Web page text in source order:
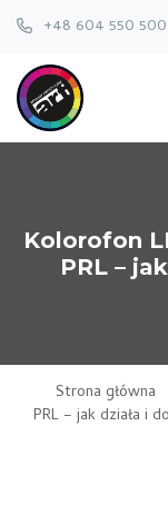
+48 604 550 500
Kolorofon
PRL –
Strona główna
PRL – jak działa i